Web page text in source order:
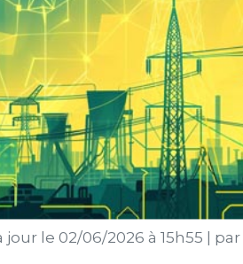
jour le 02/06/2026 à 15h55 par